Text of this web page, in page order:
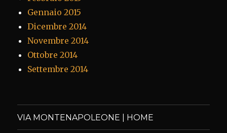
Gennaio 2015
Dicembre 2014
Novembre 2014
Ottobre 2014
Settembre 2014
VIA MONTENAPOLEONE | HOME